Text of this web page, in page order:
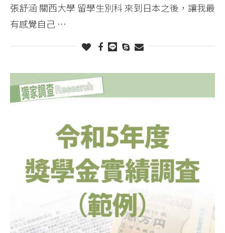
張舒涵 關西大學 留學生別科 來到日本之後，讓我最
有感覺自己 …